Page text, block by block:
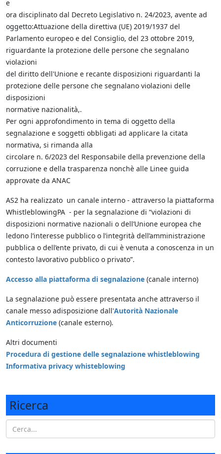
e
ora disciplinato dal Decreto Legislativo n. 24/2023, avente ad
oggetto:Attuazione della direttiva (UE) 2019/1937 del
Parlamento europeo e del Consiglio, del 23 ottobre 2019,
riguardante la protezione delle persone che segnalano
violazioni
del diritto dell'Unione e recante disposizioni riguardanti la
protezione delle persone che segnalano violazioni delle
disposizioni
normative nazionalità,.
Per ogni approfondimento in tema di oggetto della
segnalazione e soggetti obbligati ad applicare la citata
normativa, si rimanda alla
circolare n. 6/2023 del Responsabile della prevenzione della
corruzione e della trasparenza nonchè alle Linee guida
approvate da ANAC
AS2 ha realizzato un canale interno - attraverso la piattaforma
WhistleblowingPA - per la segnalazione di “violazioni di
disposizioni normative nazionali o dell’Unione europea che
ledono l’interesse pubblico o l’integrità dell’amministrazione
pubblica o dell’ente privato, di cui è venuta a conoscenza in un
contesto lavorativo pubblico o privato”.
Accesso alla piattaforma di segnalazione (canale interno)
La segnalazione può essere presentata anche attraverso il
canale messo adisposizione dall'Autorità Nazionale
Anticorruzione (canale esterno).
Altri documenti
Procedura di gestione delle segnalazione whistleblowing
Informativa privacy whisteblowing
Ricerca